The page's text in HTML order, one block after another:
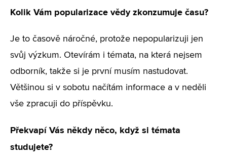
Kolik Vám popularizace vědy zkonzumuje času?
Je to časově náročné, protože nepopularizuji jen
svůj výzkum. Otevírám i témata, na která nejsem
odborník, takže si je první musím nastudovat.
Většinou si v sobotu načítám informace a v neděli
vše zpracuji do příspěvku.
Překvapí Vás někdy něco, když si témata
studujete?